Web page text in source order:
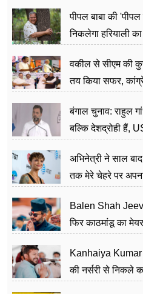
पीपल बाबा की
निकलेगा हरियाली का
वकील से सीएम की
तय किया सफर,
बंगाल चुनाव: राहुल
बल्कि देशद्रोही हैं,
अभिनेत्री ने साल
तक मेरे चेहरे पर अपना
Balen Shah
फिर काठमांडू का
Kanhaiya
की नर्सरी से निकले